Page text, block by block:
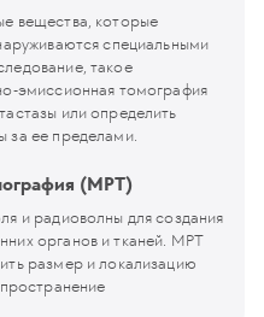
вещества, которые
специальными
такое
эмиссионная томография
или определить
за ее пределами.
(МРТ)
и радиоволны для создания
органов и тканей. МРТ
размер и локализацию